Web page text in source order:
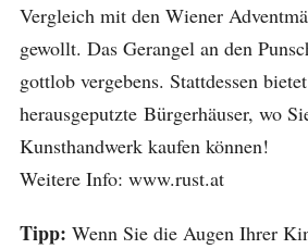
Vergleich mit den Wiener
gewollt. Das Gerangel an den
gottlob vergebens. Stattdessen
herausgeputzte Bürgerhäuser, wo
Kunsthandwerk kaufen können!
Weitere Info: www.rust.at
Tipp: Wenn Sie die Augen Ihrer